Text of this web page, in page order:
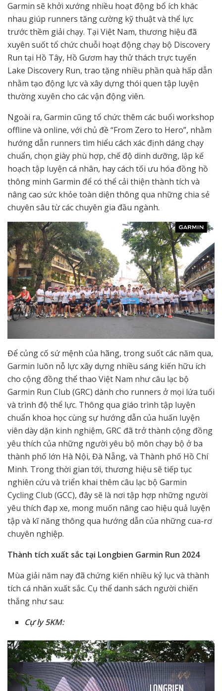
Garmin sẽ khởi xướng nhiều hoạt động bổ ích khác
nhau giúp runners tăng cường kỹ thuật và thể lực
trước thềm giải chạy. Tại Việt Nam, thương hiệu đã
xuyên suốt tổ chức chuỗi hoạt động chạy bộ Discovery
Run tại Hồ Tây, Hồ Gươm hay thử thách trực tuyến
Lake Discovery Run, trao tặng nhiều phần quà hấp dẫn
nhằm tạo động lực và xây dựng thói quen tập luyện
thường xuyên cho các vận động viên.
Ngoài ra, Garmin cũng tổ chức thêm các buổi workshop
offline và online, với chủ đề “From Zero to Hero”, nhằm
hướng dẫn runners tìm hiểu cách xác định dáng chạy
chuẩn, chọn giày phù hợp, chế độ dinh dưỡng, lập kế
hoạch tập luyện cá nhân, hay cách tối ưu hóa đồng hồ
thông minh Garmin để có thể cải thiện thành tích và
nâng cao sức khỏe toàn diện thông qua những chia sẻ
chuyên sâu từ các chuyên gia đầu ngành.
Để củng cố sứ mệnh của hãng, trong suốt các năm qua,
Garmin luôn nỗ lực xây dựng nhiều sáng kiến hữu ích
cho cộng đồng thể thao Việt Nam như câu lạc bộ
Garmin Run Club (GRC) dành cho runners ở mọi lứa tuổi
và trình độ thể lực. Thông qua giáo trình tập luyện
chuẩn khoa học cùng sự hướng dẫn của huấn luyện
viên dày dặn kinh nghiệm, GRC đã trở thành cộng đồng
yêu thích của những người yêu bộ môn chạy bộ ở ba
thành phố lớn Hà Nội, Đà Nẵng, và Thành phố Hồ Chí
Minh. Trong thời gian tới, thương hiệu sẽ tiếp tục
nghiên cứu và triển khai thêm câu lạc bộ Garmin
Cycling Club (GCC), đây sẽ là nơi tập hợp những người
yêu thích đạp xe, mong muốn nâng cao hiệu quả luyện
tập và kĩ năng thông qua hướng dẫn của những cua-rơ
chuyên nghiệp.
Thành tích xuất sắc tại Longbien Garmin Run 2024
Mùa giải năm nay đã chứng kiến nhiều kỷ lục và thành
tích cá nhân xuất sắc. Cụ thể danh sách người chiến
thắng như sau:
Cự ly 5KM: